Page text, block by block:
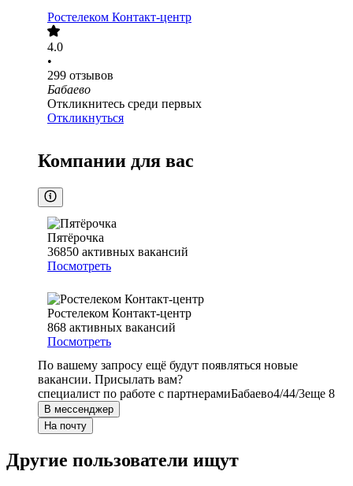
Ростелеком Контакт-центр
4.0
•
299 отзывов
Бабаево
Откликнитесь среди первых
Откликнуться
Компании для вас
Пятёрочка
36850 активных вакансий
Посмотреть
Ростелеком Контакт-центр
868 активных вакансий
Посмотреть
По вашему запросу ещё будут появляться новые
вакансии. Присылать вам?
специалист по работе с партнерамиБабаево4/44/3еще 8
В мессенджер
На почту
Другие пользователи ищут